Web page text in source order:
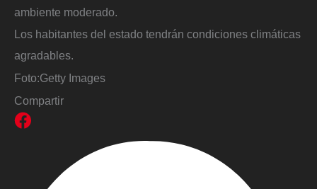
ambiente moderado.
Los habitantes del estado tendrán condiciones climáticas
agradables.
Foto:Getty Images
Compartir